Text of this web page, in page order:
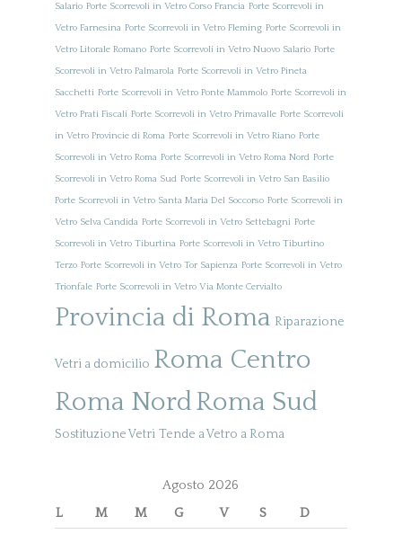
Salario Porte Scorrevoli in Vetro Corso Francia Porte Scorrevoli in
Vetro Farnesina Porte Scorrevoli in Vetro Fleming Porte Scorrevoli in
Vetro Litorale Romano Porte Scorrevoli in Vetro Nuovo Salario Porte
Scorrevoli in Vetro Palmarola Porte Scorrevoli in Vetro Pineta
Sacchetti Porte Scorrevoli in Vetro Ponte Mammolo Porte Scorrevoli in
Vetro Prati Fiscali Porte Scorrevoli in Vetro Primavalle Porte Scorrevoli
in Vetro Provincie di Roma Porte Scorrevoli in Vetro Riano Porte
Scorrevoli in Vetro Roma Porte Scorrevoli in Vetro Roma Nord Porte
Scorrevoli in Vetro Roma Sud Porte Scorrevoli in Vetro San Basilio
Porte Scorrevoli in Vetro Santa Maria Del Soccorso Porte Scorrevoli in
Vetro Selva Candida Porte Scorrevoli in Vetro Settebagni Porte
Scorrevoli in Vetro Tiburtina Porte Scorrevoli in Vetro Tiburtino
Terzo Porte Scorrevoli in Vetro Tor Sapienza Porte Scorrevoli in Vetro
Trionfale Porte Scorrevoli in Vetro Via Monte Cervialto
Provincia di Roma Riparazione
Vetri a domicilio Roma Centro
Roma NordRoma Sud
Sostituzione Vetri Tende a Vetro a Roma
Agosto 2026
L
M M G V S D